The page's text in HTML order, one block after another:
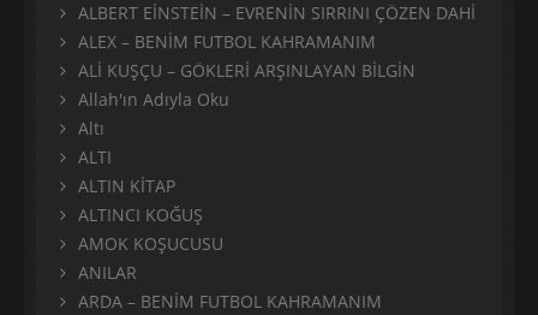
ALBERT EİNSTEİN – EVRENİN SIRRINI ÇÖZEN DAHİ
ALEX – BENİM FUTBOL KAHRAMANIM
ALİ KUŞÇU – GÖKLERİ ARŞINLAYAN BİLGİN
Allah'ın Adıyla Oku
Altı
ALTI
ALTIN KİTAP
ALTINCI KOĞUŞ
AMOK KOŞUCUSU
ANILAR
ARDA – BENİM FUTBOL KAHRAMANIM